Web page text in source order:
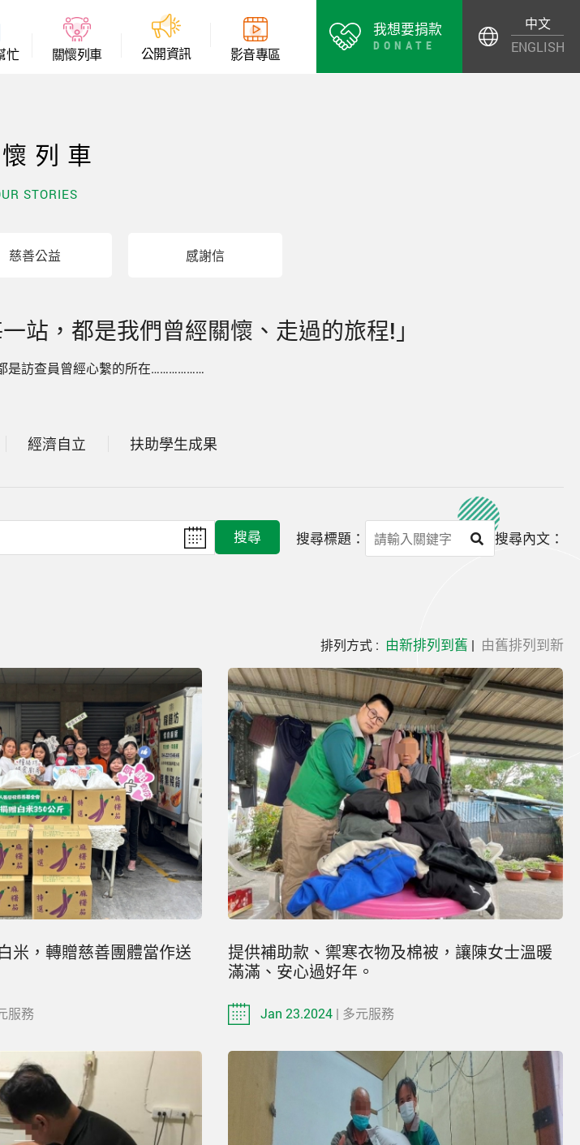
忙 關懷列車 公開資訊 影音專區
我想要捐款
DONATE
中文
ENGLISH
列車
STORIES
慈善公益 感謝信
站，都是我們曾經關懷、走過的旅程!｣
是訪查員曾經心繫的所在………………
經濟自立 扶助學生成果
搜尋 搜尋標題： 搜尋內文：
排列方式 : 由新排列到舊 | 由舊排列到新
米，轉贈慈善團體當作送
服務
提供補助款、禦寒衣物及棉被，讓陳女士溫暖
滿滿、安心過好年。
Jan 23.2024 | 多元服務